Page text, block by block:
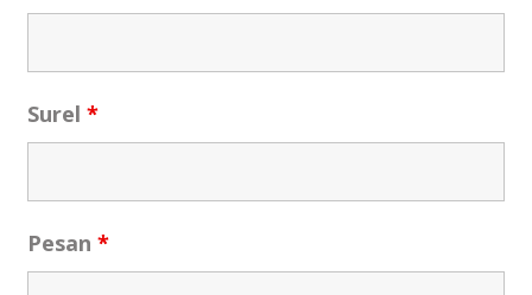
Surel *
Pesan *